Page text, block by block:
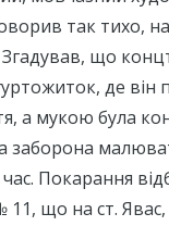
так тихо,
що
де він
а мукою була
заборона
Покарання
11, що на ст. Явас,